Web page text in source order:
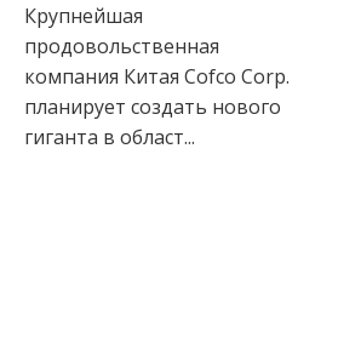
Крупнейшая
продовольственная
компания Китая Cofco Corp.
планирует создать нового
гиганта в област...